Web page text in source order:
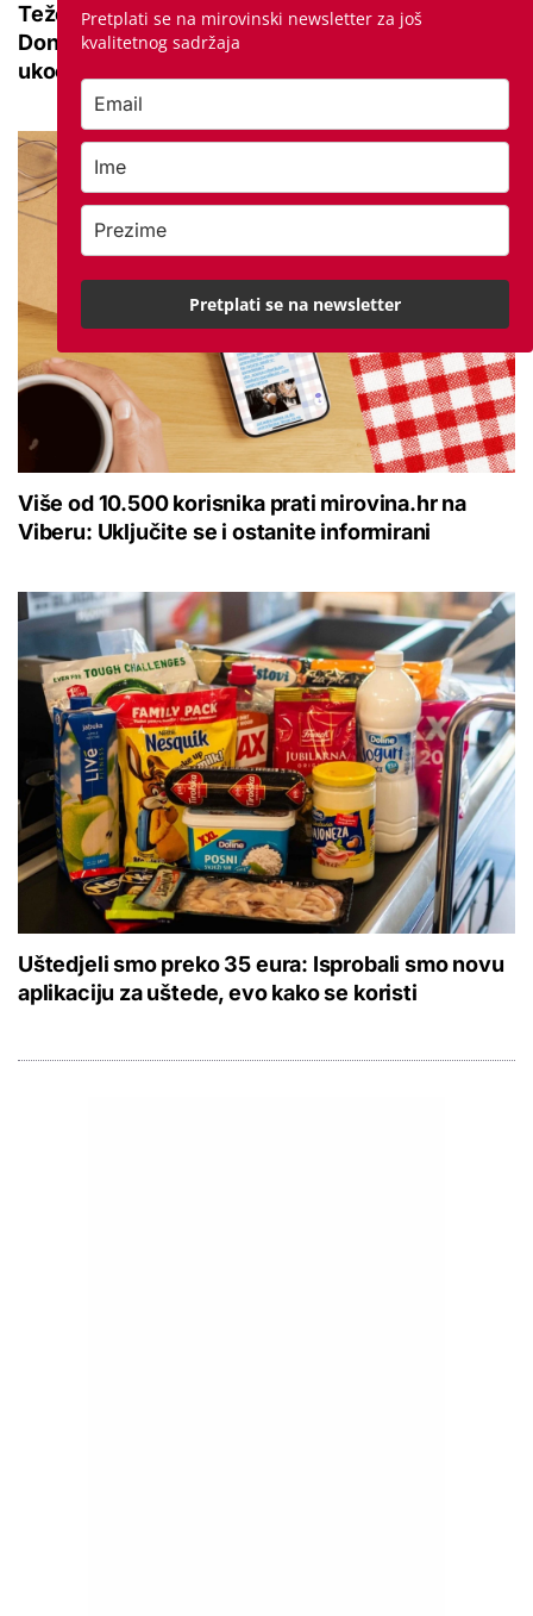
Teže se krećete zbog bolnih zglobova?
Donosimo savjete za lakši pokret i ublažavanje
ukočenosti
Više od 10.500 korisnika prati mirovina.hr na
Viberu: Uključite se i ostanite informirani
Uštedjeli smo preko 35 eura: Isprobali smo novu
aplikaciju za uštede, evo kako se koristi
Pretplati se na mirovinski newsletter za još
kvalitetnog sadržaja
Pretplati se na newsletter